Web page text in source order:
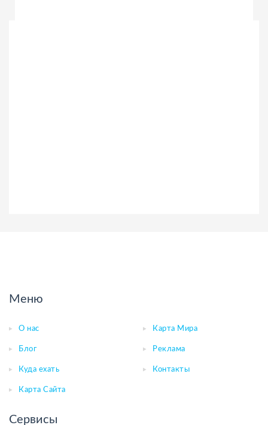
Меню
О нас Карта Мира
Блог Реклама
Куда ехать Контакты
Карта Сайта
Сервисы